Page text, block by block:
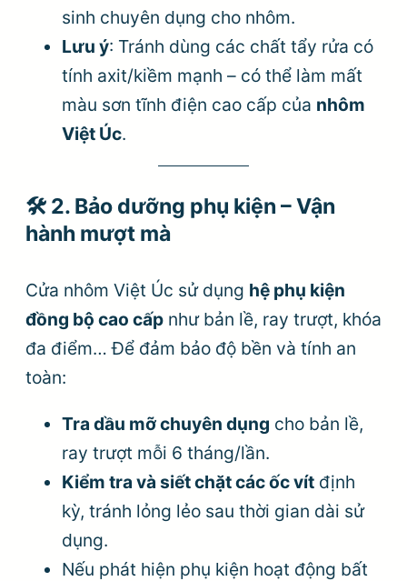
sinh chuyên dụng cho nhôm.
Lưu ý: Tránh dùng các chất tẩy rửa có
tính axit/kiềm mạnh – có thể làm mất
màu sơn tĩnh điện cao cấp của nhôm
Việt Úc.
🛠 2. Bảo dưỡng phụ kiện – Vận
hành mượt mà
Cửa nhôm Việt Úc sử dụng hệ phụ kiện
đồng bộ cao cấp như bản lề, ray trượt, khóa
đa điểm… Để đảm bảo độ bền và tính an
toàn:
Tra dầu mỡ chuyên dụng cho bản lề,
ray trượt mỗi 6 tháng/lần.
Kiểm tra và siết chặt các ốc vít định
kỳ, tránh lỏng lẻo sau thời gian dài sử
dụng.
Nếu phát hiện phụ kiện hoạt động bất